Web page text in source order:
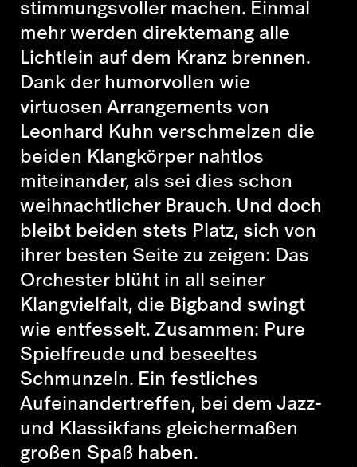
stimmungsvoller machen. Einmal
mehr werden direktemang alle
Lichtlein auf dem Kranz brennen.
Dank der humorvollen wie
virtuosen Arrangements von
Leonhard Kuhn verschmelzen die
beiden Klangkörper nahtlos
miteinander, als sei dies schon
weihnachtlicher Brauch. Und doch
bleibt beiden stets Platz, sich von
ihrer besten Seite zu zeigen: Das
Orchester blüht in all seiner
Klangvielfalt, die Bigband swingt
wie entfesselt. Zusammen: Pure
Spielfreude und beseeltes
Schmunzeln. Ein festliches
Aufeinandertreffen, bei dem Jazz-
und Klassikfans gleichermaßen
großen Spaß haben.